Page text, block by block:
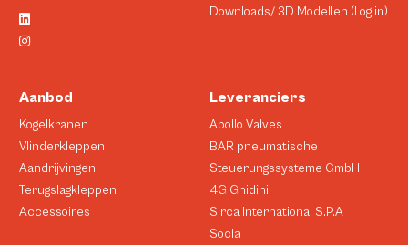
Aanbod
Kogelkranen
Vlinderkleppen
Aandrijvingen
Terugslagkleppen
Accessoires
Leveranciers
Apollo Valves
BAR pneumatische
Steuerungssysteme GmbH
4G Ghidini
Sirca International S.P.A
Socla
Downloads/ 3D Modellen (Log in)